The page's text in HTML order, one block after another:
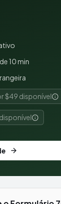
10 min
$49 disponível